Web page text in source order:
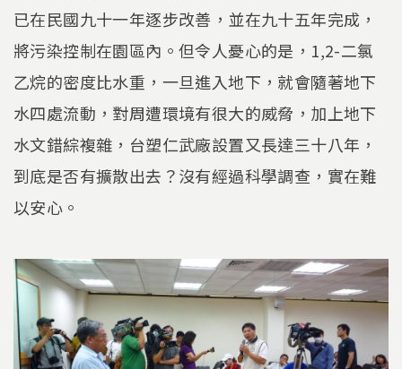
已在民國九十一年逐步改善，並在九十五年完成，
將污染控制在園區內。但令人憂心的是，1,2-二氯
乙烷的密度比水重，一旦進入地下，就會隨著地下
水四處流動，對周遭環境有很大的威脅，加上地下
水文錯綜複雜，台塑仁武廠設置又長達三十八年，
到底是否有擴散出去？沒有經過科學調查，實在難
以安心。